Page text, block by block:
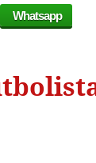
Whatsapp